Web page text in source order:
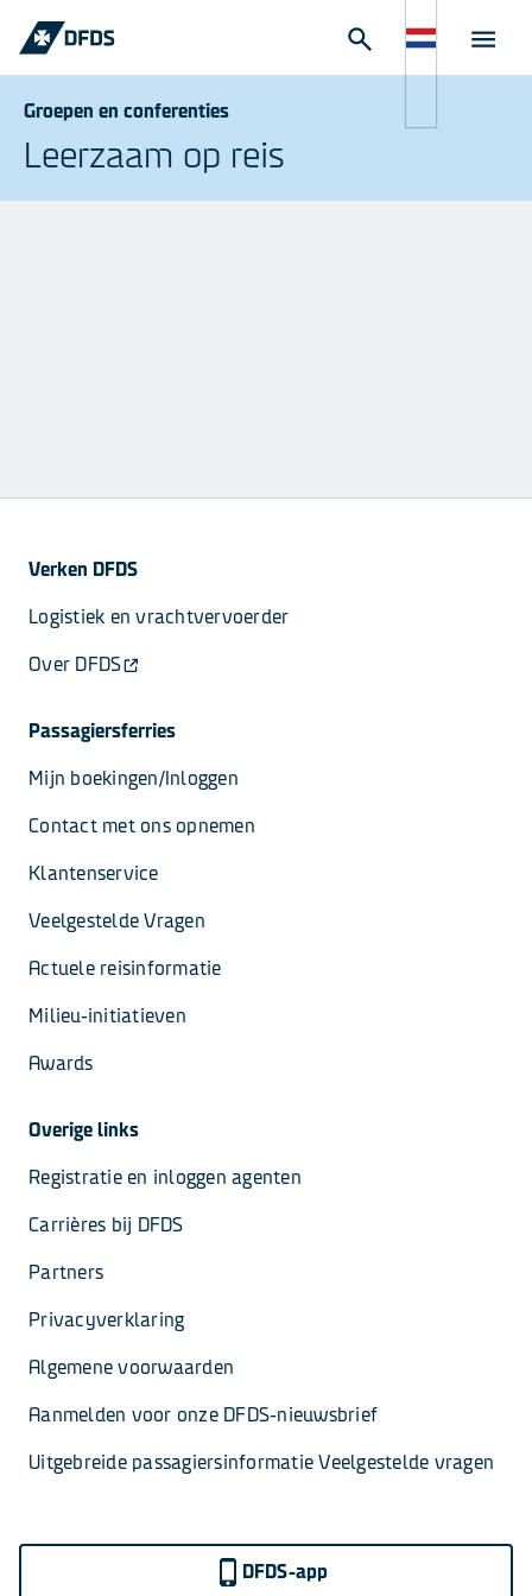
Groepen en conferenties
Leerzaam op reis
Verken DFDS
Logistiek en vrachtvervoerder
Over DFDS
Passagiersferries
Mijn boekingen/Inloggen
Contact met ons opnemen
Klantenservice
Veelgestelde Vragen
Actuele reisinformatie
Milieu-initiatieven
Awards
Overige links
Registratie en inloggen agenten
Carrières bij DFDS
Partners
Privacyverklaring
Algemene voorwaarden
Aanmelden voor onze DFDS-nieuwsbrief
Uitgebreide passagiersinformatie Veelgestelde vragen
DFDS-app